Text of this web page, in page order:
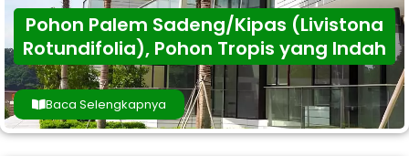
Pohon Palem Sadeng/Kipas (Livistona
Rotundifolia), Pohon Tropis yang Indah
Baca Selengkapnya